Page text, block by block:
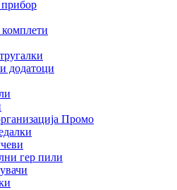
додатоци
Промо
гер пили